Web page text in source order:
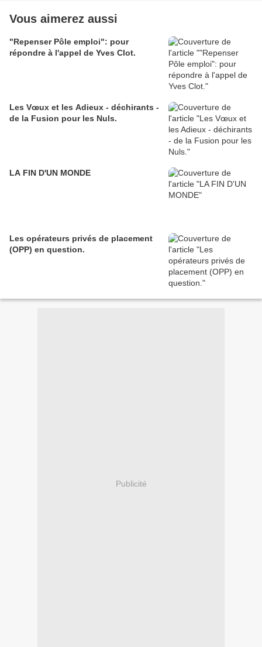
Vous aimerez aussi
"Repenser Pôle emploi": pour
répondre à l'appel de Yves Clot.
Les Vœux et les Adieux - déchirants -
de la Fusion pour les Nuls.
LA FIN D'UN MONDE
Les opérateurs privés de placement
(OPP) en question.
Publicité